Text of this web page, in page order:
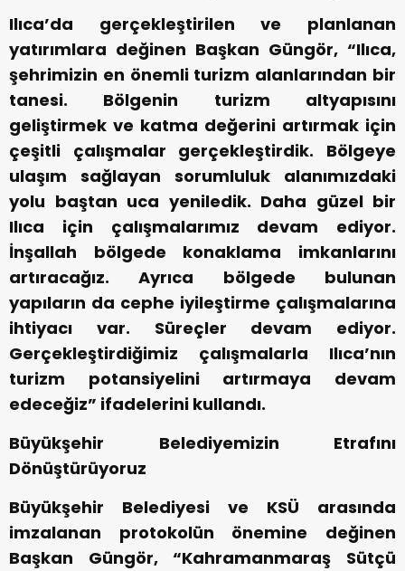
Ilıca’da gerçekleştirilen ve planlanan
yatırımlara değinen Başkan Güngör, “Ilıca,
şehrimizin en önemli turizm alanlarından bir
tanesi. Bölgenin turizm altyapısını
geliştirmek ve katma değerini artırmak için
çeşitli çalışmalar gerçekleştirdik. Bölgeye
ulaşım sağlayan sorumluluk alanımızdaki
yolu baştan uca yeniledik. Daha güzel bir
Ilıca için çalışmalarımız devam ediyor.
İnşallah bölgede konaklama imkanlarını
artıracağız. Ayrıca bölgede bulunan
yapıların da cephe iyileştirme çalışmalarına
ihtiyacı var. Süreçler devam ediyor.
Gerçekleştirdiğimiz çalışmalarla Ilıca’nın
turizm potansiyelini artırmaya devam
edeceğiz” ifadelerini kullandı.
Büyükşehir Belediyemizin Etrafını
Dönüştürüyoruz
Büyükşehir Belediyesi ve KSÜ arasında
imzalanan protokolün önemine değinen
Başkan Güngör, “Kahramanmaraş Sütçü